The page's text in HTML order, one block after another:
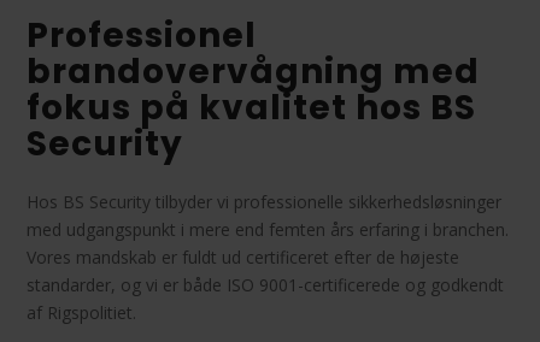
Professionel
brandovervågning med
fokus på kvalitet hos BS
Security
Hos BS Security tilbyder vi professionelle sikkerhedsløsninger
med udgangspunkt i mere end femten års erfaring i branchen.
Vores mandskab er fuldt ud certificeret efter de højeste
standarder, og vi er både ISO 9001-certificerede og godkendt
af Rigspolitiet.